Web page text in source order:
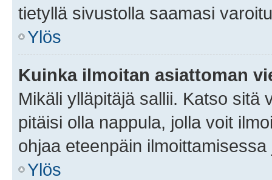
tietyllä sivustolla saamasi
Ylös
Kuinka ilmoitan asiattoman
Mikäli ylläpitäjä sallii. Katso sitä
pitäisi olla nappula, jolla voit
ohjaa eteenpäin
Ylös